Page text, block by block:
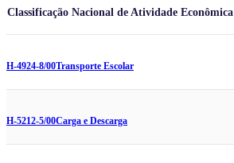
Classificação Nacional de Atividade Econômica
H-4924-8/00Transporte Escolar
H-5212-5/00Carga e Descarga